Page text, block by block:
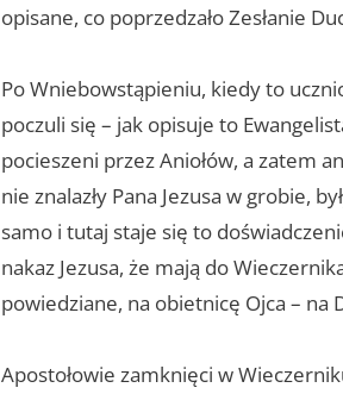
opisane, co poprzedzało Zesłanie
Po Wniebowstąpieniu, kiedy to
poczuli się – jak opisuje to
pocieszeni przez Aniołów, a zatem
nie znalazły Pana Jezusa w grobie,
samo i tutaj staje się to
nakaz Jezusa, że mają do
powiedziane, na obietnicę Ojca – na
Apostołowie zamknięci w